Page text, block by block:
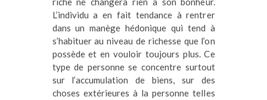
L’individu a en fait tendance à rentrer
dans un manège hédonique qui tend à
s’habituer au niveau de richesse que l’on
possède et en vouloir toujours plus. Ce
type de personne se concentre surtout
sur l’accumulation de biens, sur des
choses extérieures à la personne telles